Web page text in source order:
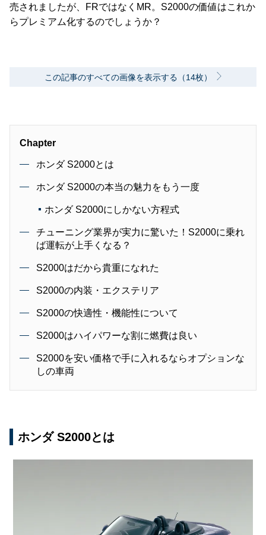
売されましたが、FRではなくMR。S2000の価値はこれか
らプレミアム化するのでしょうか？
この記事のすべての画像を表示する（14枚）
Chapter
ホンダ S2000とは
ホンダ S2000の本当の魅力をもう一度
ホンダ S2000にしかない方程式
チューニング業界が実力に驚いた！S2000に乗れ
ば運転が上手くなる？
S2000はだから貴重になれた
S2000の内装・エクステリア
S2000の快適性・機能性について
S2000はハイパワーな割に燃費は良い
S2000を安い価格で手に入れるならオプションな
しの車両
ホンダ S2000とは